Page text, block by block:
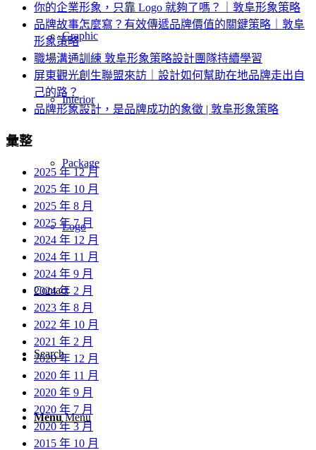
Graphic
Interior
Package
Logo
Contact
Search
Menu Menu
你的企業形象，只靠 Logo 就夠了嗎？｜敦阜形象策略
品牌故事怎麼寫？有效傳遞品牌價值的關鍵策略｜敦阜
形象策略
職場溝通訓練 敦阜形象策略設計團隊持續學習
屏東觀光創生聯盟來訪｜設計如何幫助在地品牌走出自
己的路？
品牌形象設計，是品牌成功的象徵 | 敦阜形象策略
彙整
2025 年 12 月
2025 年 10 月
2025 年 8 月
2025 年 7 月
2024 年 12 月
2024 年 11 月
2024 年 9 月
2024 年 2 月
2023 年 8 月
2022 年 10 月
2021 年 2 月
2020 年 12 月
2020 年 11 月
2020 年 9 月
2020 年 7 月
2020 年 3 月
2015 年 10 月